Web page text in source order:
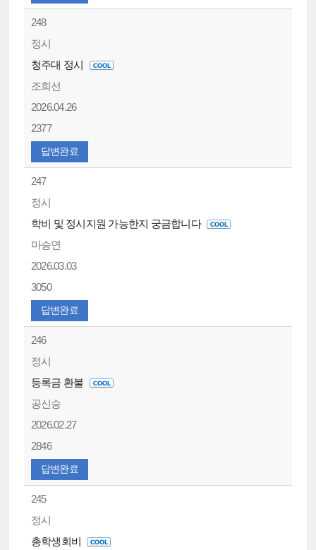
248
정시
청주대 정시
조희선
2026.04.26
2377
답변완료
247
정시
학비 및 정시지원 가능한지 궁금합니다
마승연
2026.03.03
3050
답변완료
246
정시
등록금 환불
공신승
2026.02.27
2846
답변완료
245
정시
총학생회비